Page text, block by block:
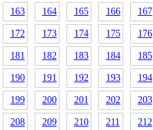
163 164 165 166 167
172 173 174 175 176
181 182 183 184 185
190 191 192 193 194
199 200 201 202 203
208 209 210 211 212